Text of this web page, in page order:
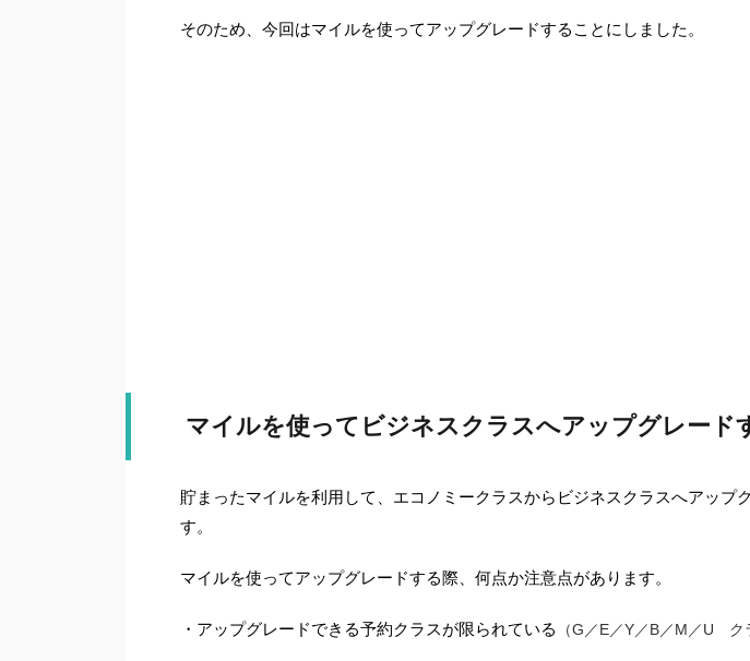
そのため、今回はマイルを使ってアップグレードすることにしました。
マイルを使ってビジネスクラスへアップグレード
貯まったマイルを利用して、エコノミークラスからビジネスクラスへアップ
す。
マイルを使ってアップグレードする際、何点か注意点があります。
・アップグレードできる予約クラスが限られている （G／E／Y／B／M／U ク